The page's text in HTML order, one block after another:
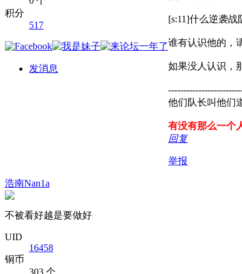
积分
517
发消息
[s:11]什么逆袭
谁有认识他的，
如果没人认识，
他们队长叫他们
有没有那么一个
回复
举报
浩南Nan1a
不被看好越是要做好
UID
16458
铜币
303 个